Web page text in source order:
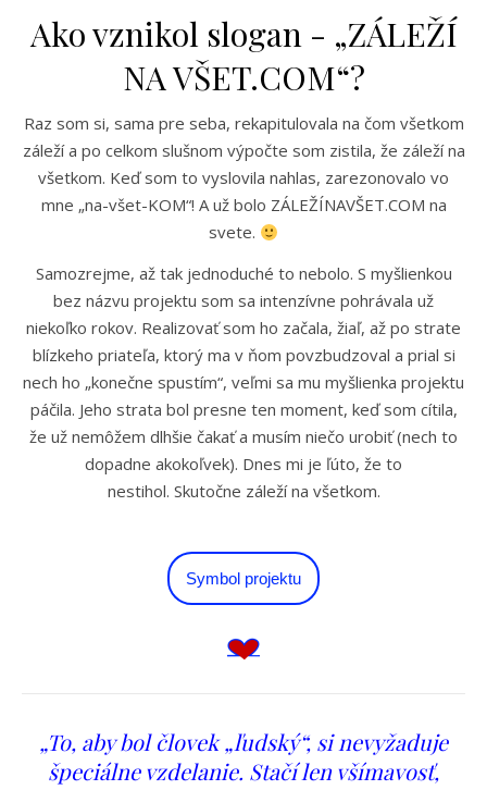
Ako vznikol slogan - „ZÁLEŽÍ
NA VŠET.COM“?
Raz som si, sama pre seba, rekapitulovala na čom všetkom
záleží a po celkom slušnom výpočte som zistila, že záleží na
všetkom. Keď som to vyslovila nahlas, zarezonovalo vo
mne „na-všet-KOM“! A už bolo ZÁLEŽÍNAVŠET.COM na
svete.
Samozrejme, až tak jednoduché to nebolo. S myšlienkou
bez názvu projektu som sa intenzívne pohrávala už
niekoľko rokov. Realizovať som ho začala, žiaľ, až po strate
blízkeho priateľa, ktorý ma v ňom povzbudzoval a prial si
nech ho „konečne spustím“, veľmi sa mu myšlienka projektu
páčila. Jeho strata bol presne ten moment, keď som cítila,
že už nemôžem dlhšie čakať a musím niečo urobiť (nech to
dopadne akokoľvek). Dnes mi je ľúto, že to
nestihol. Skutočne záleží na všetkom.
Symbol projektu
„To, aby bol človek„ľudský“, si nevyžaduje
špeciálne vzdelanie. Stačí len všímavosť,